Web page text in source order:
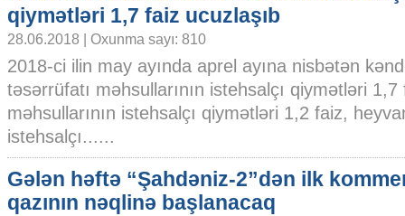
qiymətləri 1,7 faiz ucuzlaşıb
28.06.2018 | Oxunma sayı: 810
2018-ci ilin may ayında aprel ayına nisbətən kənd
təsərrüfatı məhsullarının istehsalçı qiymətləri
məhsullarının istehsalçı qiymətləri 1,2 faiz,
istehsalçı......
Gələn həftə “Şahdəniz-2”dən ilk
qazının nəqlinə başlanacaq